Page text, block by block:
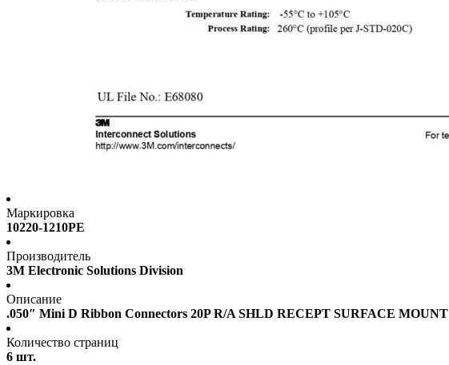
Маркировка
10220-1210PE
Производитель
3M Electronic Solutions Division
Описание
.050″ Mini D Ribbon Connectors 20P R/A SHLD RECEPT SURFACE MOUNT
Количество страниц
6 шт.